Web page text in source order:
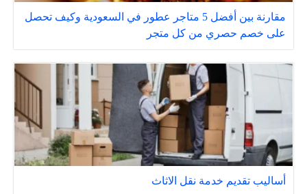
مقارنة بين أفضل 5 متاجر عطور في السعودية وكيف تحصل
على خصم حصري من كل متجر
أساليب تقديم خدمة نقل الاثاث